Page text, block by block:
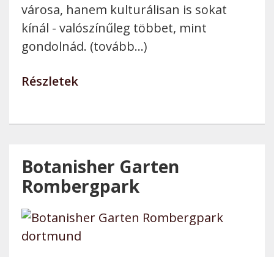
városa, hanem kulturálisan is sokat
kínál - valószínűleg többet, mint
gondolnád. (tovább…)
Részletek
Botanisher Garten
Rombergpark